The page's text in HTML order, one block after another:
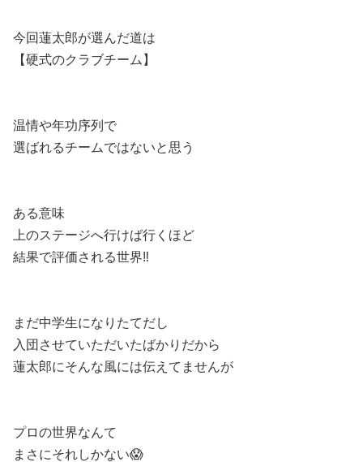
今回蓮太郎が選んだ道は
【硬式のクラブチーム】
温情や年功序列で
選ばれるチームではないと思う
ある意味
上のステージへ行けば行くほど
結果で評価される世界‼️
まだ中学生になりたてだし
入団させていただいたばかりだから
蓮太郎にそんな風には伝えてませんが
プロの世界なんて
まさにそれしかない😱